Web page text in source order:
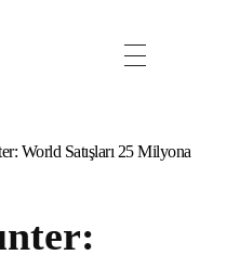
World Satışları 25 Milyona